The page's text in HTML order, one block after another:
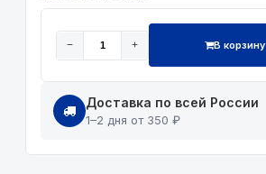
− + В корзину
Доставка по всей России
1–2 дня от 350 ₽